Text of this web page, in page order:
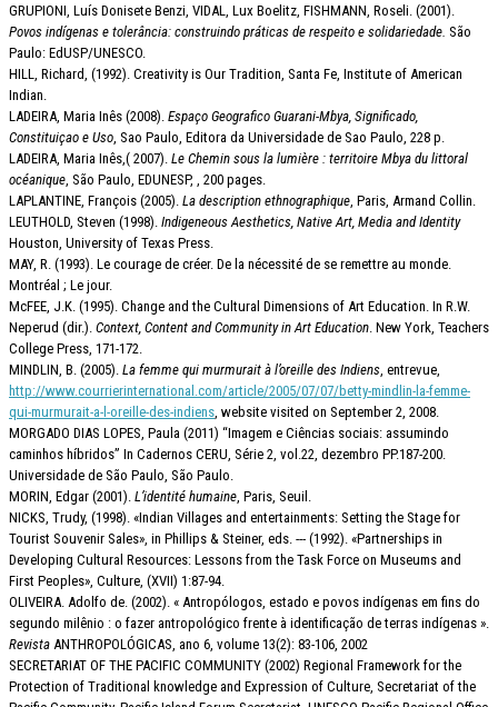
GRUPIONI, Luís Donisete Benzi, VIDAL, Lux Boelitz, FISHMANN, Roseli. (2001).
Povos indígenas e tolerância: construindo práticas de respeito e solidariedade. São
Paulo: EdUSP/UNESCO.
HILL, Richard, (1992). Creativity is Our Tradition, Santa Fe, Institute of American
Indian.
LADEIRA, Maria Inês (2008). Espaço Geografico Guarani-Mbya, Significado,
Constituiçao e Uso, Sao Paulo, Editora da Universidade de Sao Paulo, 228 p.
LADEIRA, Maria Inês,( 2007). Le Chemin sous la lumière : territoire Mbya du littoral
océanique, São Paulo, EDUNESP, , 200 pages.
LAPLANTINE, François (2005). La description ethnographique, Paris, Armand Collin.
LEUTHOLD, Steven (1998). Indigeneous Aesthetics, Native Art, Media and Identity
Houston, University of Texas Press.
MAY, R. (1993). Le courage de créer. De la nécessité de se remettre au monde.
Montréal ; Le jour.
McFEE, J.K. (1995). Change and the Cultural Dimensions of Art Education. In R.W.
Neperud (dir.). Context, Content and Community in Art Education. New York, Teachers
College Press, 171-172.
MINDLIN, B. (2005). La femme qui murmurait à l’oreille des Indiens, entrevue,
http://www.courrierinternational.com/article/2005/07/07/betty-mindlin-la-femme-
qui-murmurait-a-l-oreille-des-indiens, website visited on September 2, 2008.
MORGADO DIAS LOPES, Paula (2011) “Imagem e Ciências sociais: assumindo
caminhos híbridos” In Cadernos CERU, Série 2, vol.22, dezembro PP.187-200.
Universidade de São Paulo, São Paulo.
MORIN, Edgar (2001). L’identité humaine, Paris, Seuil.
NICKS, Trudy, (1998). «Indian Villages and entertainments: Setting the Stage for
Tourist Souvenir Sales», in Phillips & Steiner, eds. --- (1992). «Partnerships in
Developing Cultural Resources: Lessons from the Task Force on Museums and
First Peoples», Culture, (XVII) 1:87-94.
OLIVEIRA. Adolfo de. (2002). « Antropólogos, estado e povos indígenas em fins do
segundo milênio : o fazer antropológico frente à identificação de terras indígenas ».
Revista ANTHROPOLÓGICAS, ano 6, volume 13(2): 83-106, 2002
SECRETARIAT OF THE PACIFIC COMMUNITY (2002) Regional Framework for the
Protection of Traditional knowledge and Expression of Culture, Secretariat of the